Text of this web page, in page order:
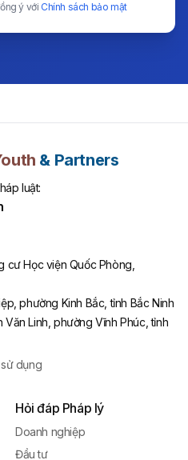
ý với Chính sách bảo mật
& Partners
luật:
cư Học viện Quốc Phòng,
phường Kinh Bắc, tỉnh Bắc Ninh
Linh, phường Vĩnh Phúc, tỉnh
dụng
Hỏi đáp Pháp lý
Doanh nghiệp
Đầu tư